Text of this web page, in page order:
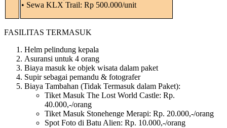
• Sewa KLX Trail: Rp 500.000/unit
FASILITAS TERMASUK
Helm pelindung kepala
Asuransi untuk 4 orang
Biaya masuk ke objek wisata dalam paket
Supir sebagai pemandu & fotografer
Biaya Tambahan (Tidak Termasuk dalam Paket):
Tiket Masuk The Lost World Castle: Rp.
40.000,-/orang
Tiket Masuk Stonehenge Merapi: Rp. 20.000,-/orang
Spot Foto di Batu Alien: Rp. 10.000,-/orang